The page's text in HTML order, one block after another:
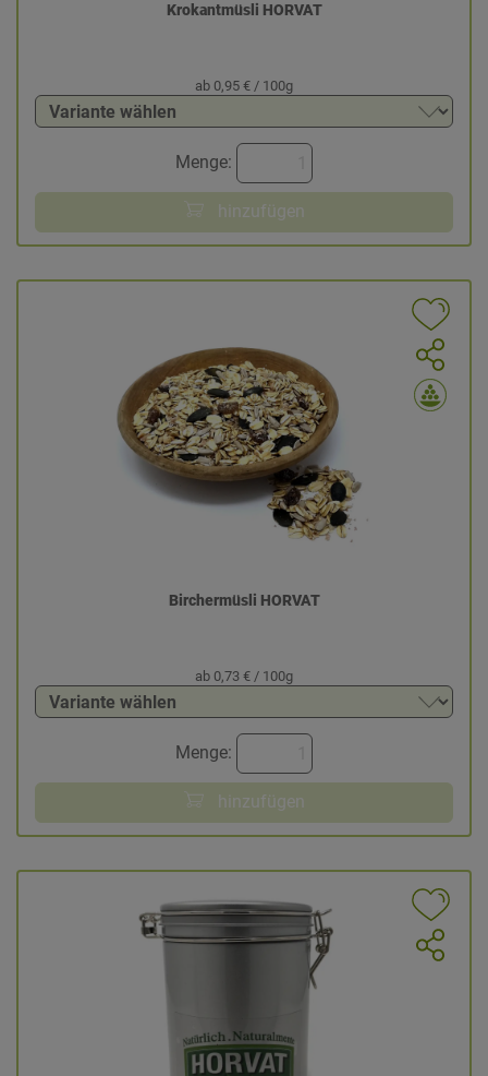
Krokantmüsli HORVAT
ab 0,95 € / 100g
Menge:
hinzufügen
Birchermüsli HORVAT
ab 0,73 € / 100g
Menge:
hinzufügen